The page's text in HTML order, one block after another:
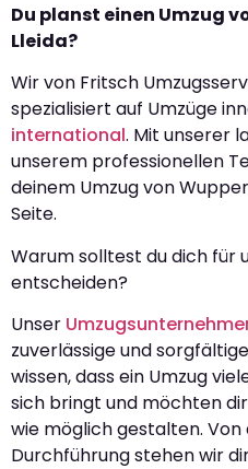
Du planst einen Umzug
Lleida?
Wir von Fritsch
spezialisiert auf Umzüge
international. Mit unserer
unserem professionellen
deinem Umzug von
Seite.
Warum solltest du dich für
entscheiden?
Unser
zuverlässige und
wissen, dass ein Umzug
sich bringt und möchten
wie möglich gestalten. Von
Durchführung stehen wir